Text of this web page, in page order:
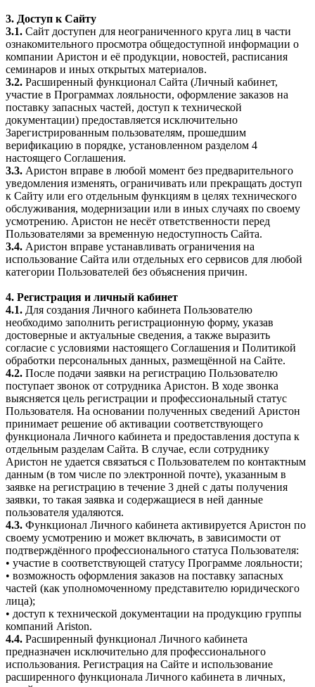
3. Доступ к Сайту
3.1. Сайт доступен для неограниченного круга лиц в части
ознакомительного просмотра общедоступной информации о
компании Аристон и её продукции, новостей, расписания
семинаров и иных открытых материалов.
3.2. Расширенный функционал Сайта (Личный кабинет,
участие в Программах лояльности, оформление заказов на
поставку запасных частей, доступ к технической
документации) предоставляется исключительно
Зарегистрированным пользователям, прошедшим
верификацию в порядке, установленном разделом 4
настоящего Соглашения.
3.3. Аристон вправе в любой момент без предварительного
уведомления изменять, ограничивать или прекращать доступ
к Сайту или его отдельным функциям в целях технического
обслуживания, модернизации или в иных случаях по своему
усмотрению. Аристон не несёт ответственности перед
Пользователями за временную недоступность Сайта.
3.4. Аристон вправе устанавливать ограничения на
использование Сайта или отдельных его сервисов для любой
категории Пользователей без объяснения причин.
4. Регистрация и личный кабинет
4.1. Для создания Личного кабинета Пользователю
необходимо заполнить регистрационную форму, указав
достоверные и актуальные сведения, а также выразить
согласие с условиями настоящего Соглашения и Политикой
обработки персональных данных, размещённой на Сайте.
4.2. После подачи заявки на регистрацию Пользователю
поступает звонок от сотрудника Аристон. В ходе звонка
выясняется цель регистрации и профессиональный статус
Пользователя. На основании полученных сведений Аристон
принимает решение об активации соответствующего
функционала Личного кабинета и предоставления доступа к
отдельным разделам Сайта. В случае, если сотруднику
Аристон не удается связаться с Пользователем по контактным
данным (в том числе по электронной почте), указанным в
заявке на регистрацию в течение 3 дней с даты получения
заявки, то такая заявка и содержащиеся в ней данные
пользователя удаляются.
4.3. Функционал Личного кабинета активируется Аристон по
своему усмотрению и может включать, в зависимости от
подтверждённого профессионального статуса Пользователя:
• участие в соответствующей статусу Программе лояльности;
• возможность оформления заказов на поставку запасных
частей (как уполномоченному представителю юридического
лица);
• доступ к технической документации на продукцию группы
компаний Ariston.
4.4. Расширенный функционал Личного кабинета
предназначен исключительно для профессионального
использования. Регистрация на Сайте и использование
расширенного функционала Личного кабинета в личных,